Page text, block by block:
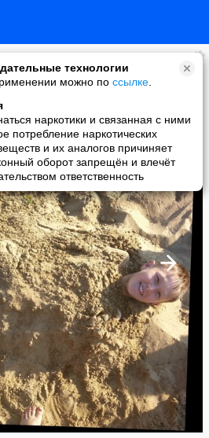
технологии
можно по ссылке
наркотики и связанная с ними
потребление наркотических
и их аналогов причиняет
оборот запрещён и влечёт
ответственность